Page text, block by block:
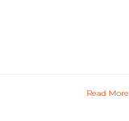
Read More